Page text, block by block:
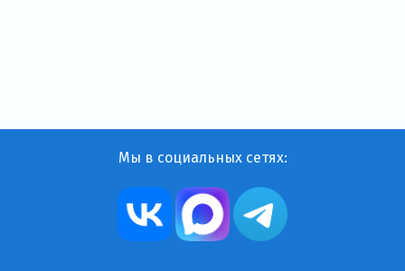
Мы в социальных сетях: